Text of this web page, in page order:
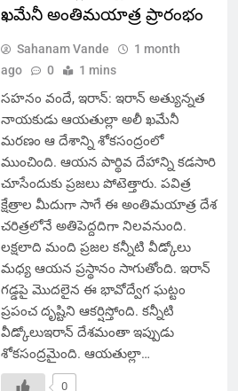
ఖమేనీ అంతిమయాత్ర ప్రారంభం
Sahanam Vande
1 month
ago
0 1 mins
సహనం వందే, ఇరాన్: ఇరాన్ అత్యున్నత
నాయకుడు ఆయతుల్లా అలీ ఖమేనీ
మరణం ఆ దేశాన్ని శోకసంద్రంలో
ముంచింది. ఆయన పార్థివ దేహాన్ని కడసారి
చూసేందుకు ప్రజలు పోటెత్తారు. పవిత్ర
క్షేత్రాల మీదుగా సాగే ఈ అంతిమయాత్ర దేశ
చరిత్రలోనే అతిపెద్దదిగా నిలవనుంది.
లక్షలాది మంది ప్రజల కన్నీటి వీడ్కోలు
మధ్య ఆయన ప్రస్థానం సాగుతోంది. ఇరాన్
గడ్డపై మొదలైన ఈ భావోద్వేగ ఘట్టం
ప్రపంచ దృష్టిని ఆకర్షిస్తోంది. కన్నీటి
వీడ్కోలుఇరాన్ దేశమంతా ఇప్పుడు
శోకసంద్రమైంది. ఆయతుల్లా…
0